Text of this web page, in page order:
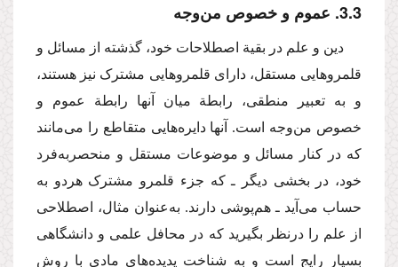
3.3 . عموم و خصوص من‌وجه
دین و علم در بقیة اصطلاحات خود، گذشته از مسائل و
قلمروهایی مستقل، دارای قلمروهایی مشترک نیز هستند،
و به تعبیر منطقی، رابطة میان آنها رابطة عموم و
خصوص من‌وجه است. آنها دایره‌هایی متقاطع را می‌مانند
که در کنار مسائل و موضوعات مستقل و منحصربه‌فرد
خود، در بخشی دیگر ـ که جزء قلمرو مشترک هردو به
حساب می‌آید ـ هم‌پوشی دارند. به‌عنوان مثال، اصطلاحی
از علم را درنظر بگیرید که در محافل علمی و دانشگاهی
بسیار رایج است و به شناخت‌ پدیده‌های مادی با روش